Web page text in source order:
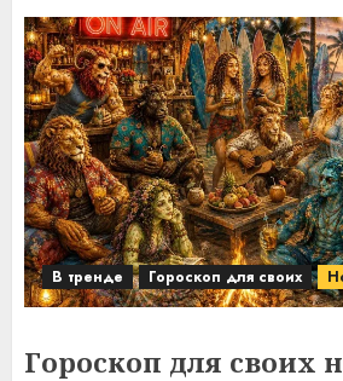
В тренде Гороскоп для своих
Гороскоп для своих